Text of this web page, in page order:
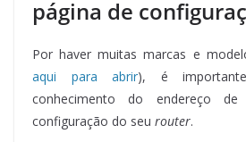
página de
Por haver muitas marcas e
aqui para abrir), é
conhecimento do endereço
configuração do seu router.